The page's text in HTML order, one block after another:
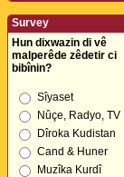
Survey
Hun dixwazin di vê
malperêde zêdetir ci
bibînin?
Sîyaset
Nûçe, Radyo, TV
Dîroka Kudistan
Cand & Huner
Muzîka Kurdî